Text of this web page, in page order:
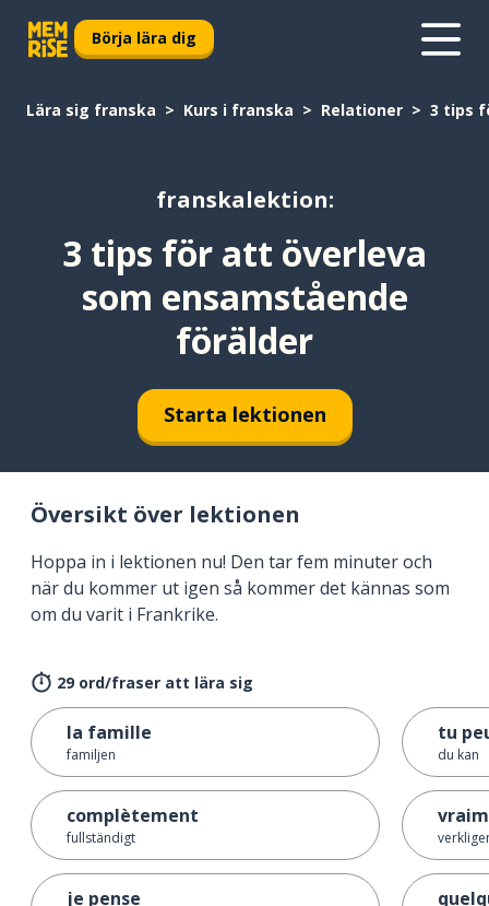
Börja lära dig
Lära sig franska Kurs i franska Relationer 3 tips
franskalektion:
3 tips för att överleva
som ensamstående
förälder
Starta lektionen
Översikt över lektionen
Hoppa in i lektionen nu! Den tar fem minuter och
när du kommer ut igen så kommer det kännas som
om du varit i Frankrike.
29 ord/fraser att lära sig
la famille
familjen
complètement
fullständigt
je pense
tu
du kan